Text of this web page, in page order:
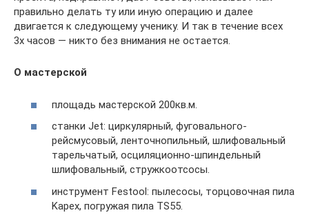
правильно делать ту или иную операцию и далее
двигается к следующему ученику. И так в течение всех
3х часов — никто без внимания не остается.
О мастерской
площадь мастерской 200кв.м.
станки Jet: циркулярный, фуговального-
рейсмусовый, ленточнопильный, шлифовальный
тарельчатый, осциляционно-шпиндельный
шлифовальный, стружкоотсосы.
инструмент Festool: пылесосы, торцовочная пила
Kapex, погружая пила TS55.